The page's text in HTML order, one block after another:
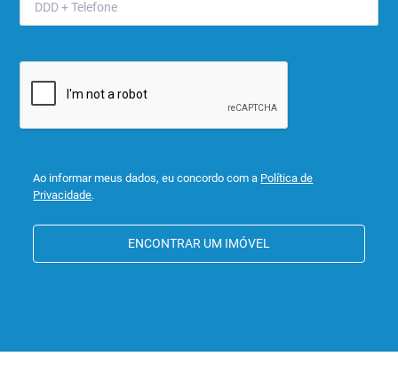
Ao informar meus dados, eu concordo com a Política de
Privacidade.
ENCONTRAR UM IMÓVEL